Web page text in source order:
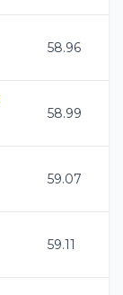
58.96
58.99
59.07
59.11